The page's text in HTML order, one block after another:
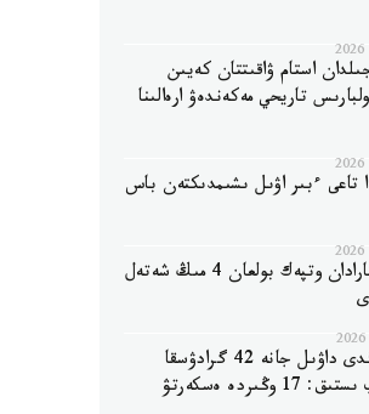
70 جىلدان استام ۋاقىتتان كەيىن
تاريحي مەكەندەۋ ارەالىنا
تاعى ءبىر اۋىل ىشىمدىكتەن باس
شىلدەدە شەكارادان وتپەك بولعان 4 مىڭ شەتەل
نايزاعاي، شاڭدى داۋىل جانە 42 گرادۋسقا
دەيىنگى اپتاپ ىستىق: 17 وڭىردە ەسكەرتۋ